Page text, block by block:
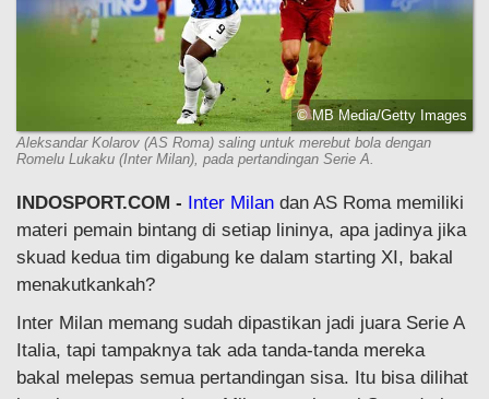
© MB Media/Getty Images
Aleksandar Kolarov (AS Roma) saling untuk merebut bola dengan
Romelu Lukaku (Inter Milan), pada pertandingan Serie A.
INDOSPORT.COM - Inter Milan dan AS Roma memiliki
materi pemain bintang di setiap lininya, apa jadinya jika
skuad kedua tim digabung ke dalam starting XI, bakal
menakutkankah?
Inter Milan memang sudah dipastikan jadi juara Serie A
Italia, tapi tampaknya tak ada tanda-tanda mereka
bakal melepas semua pertandingan sisa. Itu bisa dilihat